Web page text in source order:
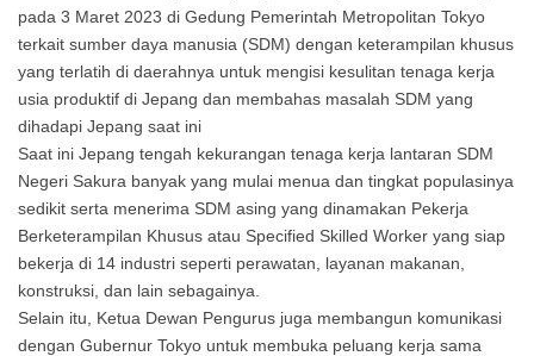
pada 3 Maret 2023 di Gedung Pemerintah Metropolitan Tokyo
terkait sumber daya manusia (SDM) dengan keterampilan khusus
yang terlatih di daerahnya untuk mengisi kesulitan tenaga kerja
usia produktif di Jepang dan membahas masalah SDM yang
dihadapi Jepang saat ini
Saat ini Jepang tengah kekurangan tenaga kerja lantaran SDM
Negeri Sakura banyak yang mulai menua dan tingkat populasinya
sedikit serta menerima SDM asing yang dinamakan Pekerja
Berketerampilan Khusus atau Specified Skilled Worker yang siap
bekerja di 14 industri seperti perawatan, layanan makanan,
konstruksi, dan lain sebagainya.
Selain itu, Ketua Dewan Pengurus juga membangun komunikasi
dengan Gubernur Tokyo untuk membuka peluang kerja sama